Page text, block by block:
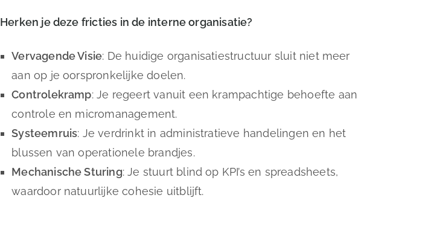
Herken je deze fricties in de interne organisatie?
Vervagende Visie: De huidige organisatiestructuur sluit niet meer
aan op je oorspronkelijke doelen.
Controlekramp: Je regeert vanuit een krampachtige behoefte aan
controle en micromanagement.
Systeemruis: Je verdrinkt in administratieve handelingen en het
blussen van operationele brandjes.
Mechanische Sturing: Je stuurt blind op KPI’s en spreadsheets,
waardoor natuurlijke cohesie uitblijft.